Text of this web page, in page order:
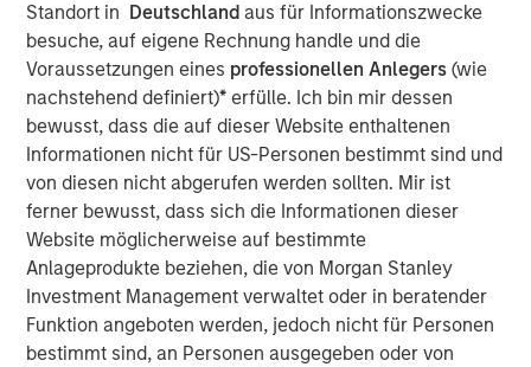
Standort in Deutschland aus für Informationszwecke
besuche, auf eigene Rechnung handle und die
Voraussetzungen eines professionellen Anlegers(wie
nachstehend definiert)* erfülle. Ich bin mir dessen
bewusst, dass die auf dieser Website enthaltenen
Informationen nicht für US-Personen bestimmt sind und
von diesen nicht abgerufen werden sollten. Mir ist
ferner bewusst, dass sich die Informationen dieser
Website möglicherweise auf bestimmte
Anlageprodukte beziehen, die von Morgan Stanley
Investment Management verwaltet oder in beratender
Funktion angeboten werden, jedoch nicht für Personen
bestimmt sind, an Personen ausgegeben oder von
Tariff concerns that interrupted market gains
earlier this year are receding.
The passage of the U.S. tax and spending bill,
along with deregulation, may balance tariff
impacts, and potential strength in U.S. assets
may surprise investors in the second half of
2025.
Foreign holders’ selling of U.S. Treasuries may
reflect a rebalancing with their holdings at
record highs, and the safe haven status of U.S.